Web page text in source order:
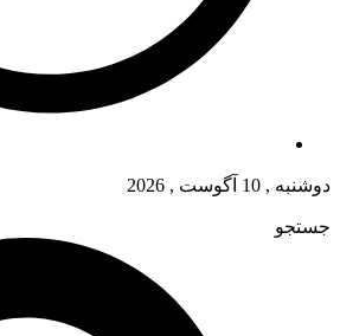
دوشنبه , 10 آگوست , 2026
جستجو